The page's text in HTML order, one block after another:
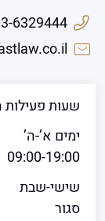
6329444
שעות
ימים א’-ה’
09:00-19:00
שישי-שבת
סגור